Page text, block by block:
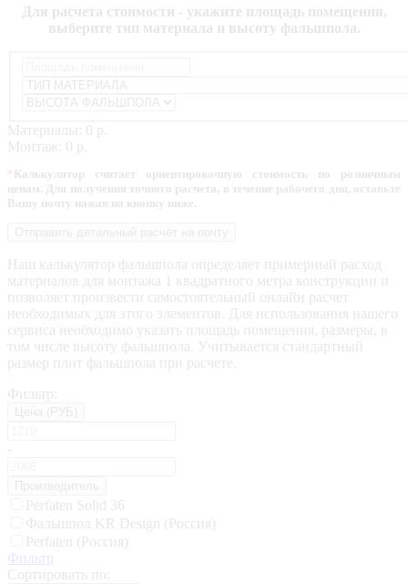
Для расчета стоимости - укажите площадь помещения,
выберите тип материала и высоту фальшпола.
Материалы: 0 р.
Монтаж: 0 р.
* Калькулятор считает ориентировочную стоимость по розничным
ценам. Для получения точного расчета, в течение рабочего дня, оставьте
Вашу почту нажав на кнопку ниже.
Наш калькулятор фальшпола определяет примерный расход
материалов для монтажа 1 квадратного метра конструкции и
позволяет произвести самостоятельный онлайн расчет
необходимых для этого элементов. Для использования нашего
сервиса необходимо указать площадь помещения, размеры, в
том числе высоту фальшпола. Учитывается стандартный
размер плит фальшпола при расчете.
Фильтр:
-
Perfaten Solid 36
Фальшпол KR Design (Россия)
Perfaten (Россия)
Фильтр
Сортировать по: